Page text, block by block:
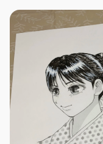
〒779-0236 徳島県鳴門市大
車で約15分 ◇板野ICよ